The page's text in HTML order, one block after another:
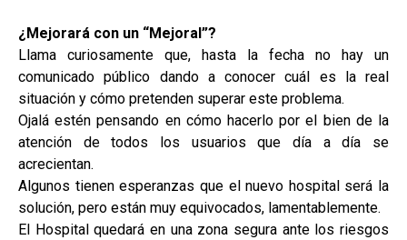
¿Mejorará con un “Mejoral”?
Llama curiosamente que, hasta la fecha no hay un
comunicado público dando a conocer cuál es la real
situación y cómo pretenden superar este problema.
Ojalá estén pensando en cómo hacerlo por el bien de la
atención de todos los usuarios que día a día se
acrecientan.
Algunos tienen esperanzas que el nuevo hospital será la
solución, pero están muy equivocados, lamentablemente.
El Hospital quedará en una zona segura ante los riesgos